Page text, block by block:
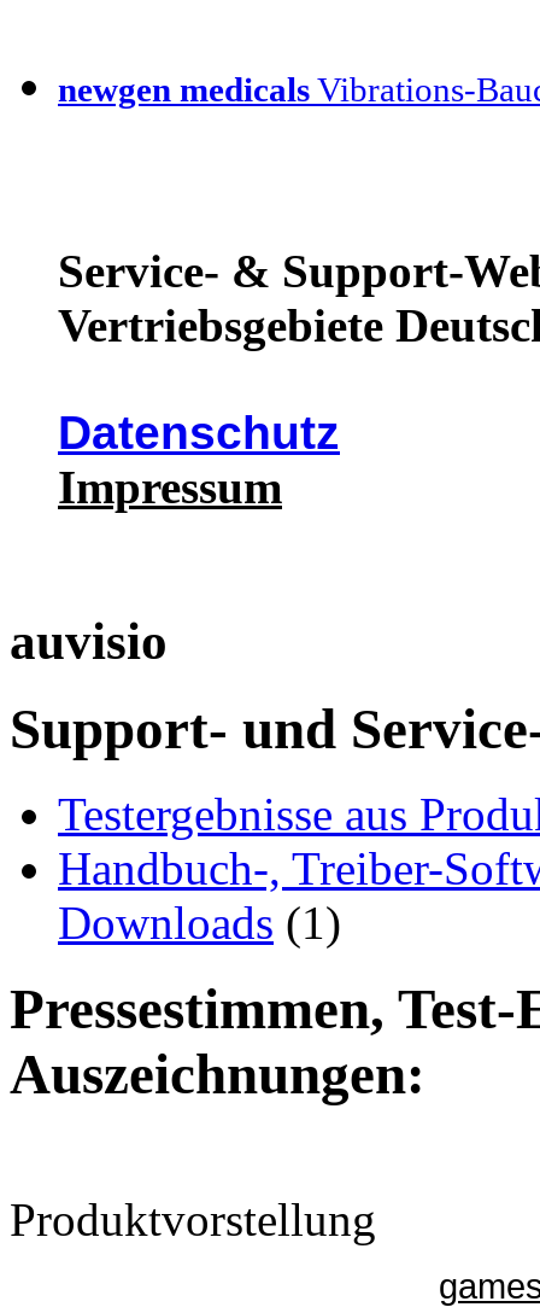
newgen medicalsVibrations-
Service- & Support-
Vertriebsgebiete
Datenschutz
Impressum
auvisio
Support- und
Testergebnisse aus
Handbuch-, Treiber-
Downloads (1)
Pressestimmen,
Auszeichnungen:
Produktvorstellung